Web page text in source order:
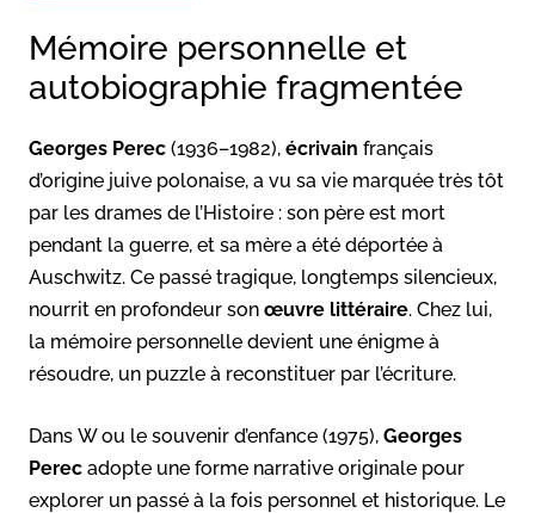
Mémoire personnelle et
autobiographie fragmentée
Georges Perec (1936–1982), écrivain français
d’origine juive polonaise, a vu sa vie marquée très tôt
par les drames de l’Histoire : son père est mort
pendant la guerre, et sa mère a été déportée à
Auschwitz. Ce passé tragique, longtemps silencieux,
nourrit en profondeur son œuvre littéraire. Chez lui,
la mémoire personnelle devient une énigme à
résoudre, un puzzle à reconstituer par l’écriture.
Dans W ou le souvenir d’enfance (1975), Georges
Perec adopte une forme narrative originale pour
explorer un passé à la fois personnel et historique. Le